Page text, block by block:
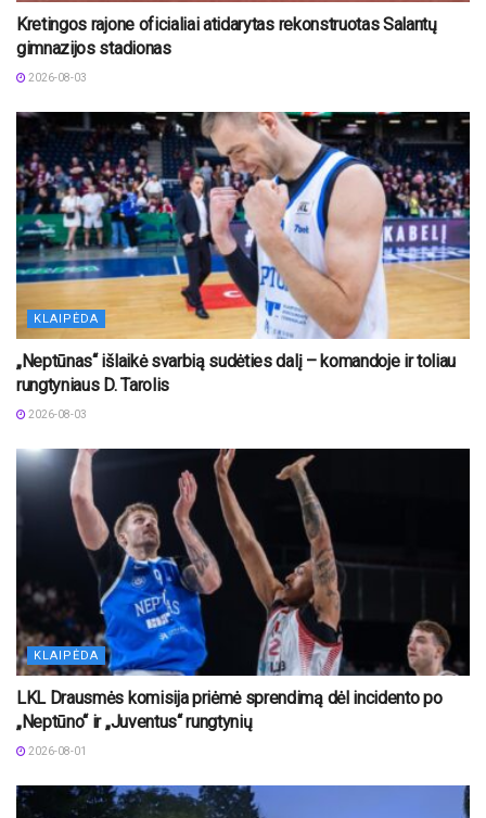
Kretingos rajone oficialiai atidarytas rekonstruotas Salantų
gimnazijos stadionas
2026-08-03
KLAIPĖDA
„Neptūnas“ išlaikė svarbią sudėties dalį – komandoje ir toliau
rungtyniaus D. Tarolis
2026-08-03
KLAIPĖDA
LKL Drausmės komisija priėmė sprendimą dėl incidento po
„Neptūno“ ir „Juventus“ rungtynių
2026-08-01